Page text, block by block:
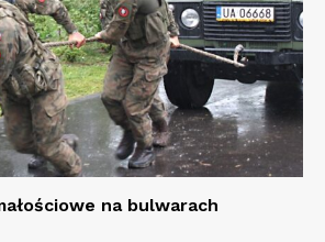
na bulwarach